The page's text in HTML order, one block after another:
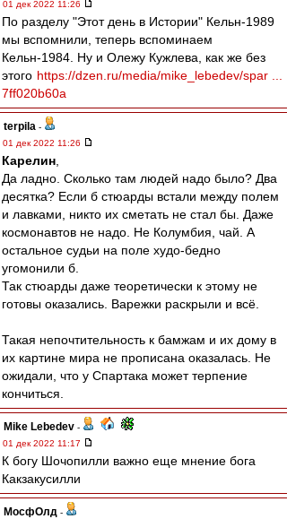
01 дек 2022 11:26
По разделу "Этот день в Истории" Кельн-1989
мы вспомнили, теперь вспоминаем
Кельн-1984. Ну и Олежу Кужлева, как же без
этого https://dzen.ru/media/mike_lebedev/spar ...
7ff020b60a
terpila -
01 дек 2022 11:26
Карелин
Да ладно. Сколько там людей надо было? Два
десятка? Если б стюарды встали между полем
и лавками, никто их сметать не стал бы. Даже
космонавтов не надо. Не Колумбия, чай. А
остальное судьи на поле худо-бедно
угомонили б.
Так стюарды даже теоретически к этому не
готовы оказались. Варежки раскрыли и всё.
Такая непочтительность к бамжам и их дому в
их картине мира не прописана оказалась. Не
ожидали, что у Спартака может терпение
кончиться.
Mike Lebedev -
01 дек 2022 11:17
К богу Шочопилли важно еще мнение бога
Какзакусилли
МосфОлд -